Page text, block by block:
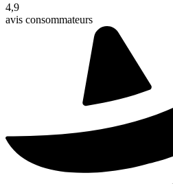
4,9
avis consommateurs